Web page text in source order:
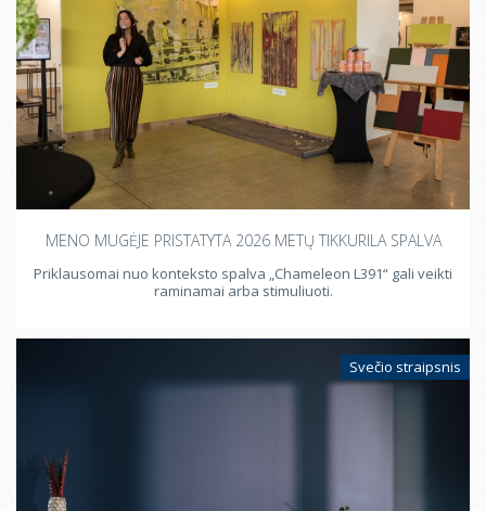
Laiptai
Lubos
Pertvaros,širmos
Židinys
Sijos, balkiai
Langai
Radiatoriai
MENO MUGĖJE PRISTATYTA 2026 METŲ TIKKURILA SPALVA
Priklausomai nuo konteksto spalva „Chameleon L391“ gali veikti
raminamai arba stimuliuoti.
Svečio straipsnis